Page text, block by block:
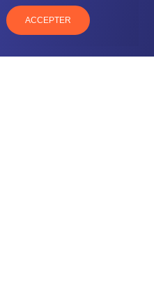
Damery
ACCEPTER